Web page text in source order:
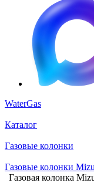
WaterGas
Каталог
Газовые колонки
Газовые колонки
Газовая колонка